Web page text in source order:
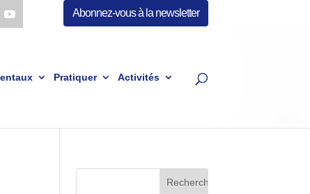
Abonnez-vous à la newsletter
Pratiquer Activités